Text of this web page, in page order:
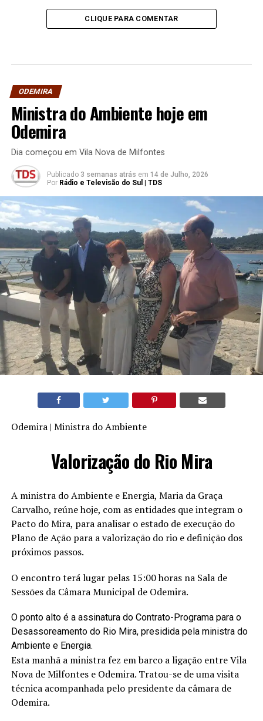
CLIQUE PARA COMENTAR
ODEMIRA
Ministra do Ambiente hoje em
Odemira
Dia começou em Vila Nova de Milfontes
Publicado 3 semanas atrás em 14 de Julho, 2026
Por Rádio e Televisão do Sul | TDS
Odemira | Ministra do Ambiente
Valorização do Rio Mira
A ministra do Ambiente e Energia, Maria da Graça
Carvalho, reúne hoje, com as entidades que integram o
Pacto do Mira, para analisar o estado de execução do
Plano de Ação para a valorização do rio e definição dos
próximos passos.
O encontro terá lugar pelas 15:00 horas na Sala de
Sessões da Câmara Municipal de Odemira.
O ponto alto é a assinatura do Contrato-Programa para o
Desassoreamento do Rio Mira, presidida pela ministra do
Ambiente e Energia.
Esta manhã a ministra fez em barco a ligação entre Vila
Nova de Milfontes e Odemira. Tratou-se de uma visita
técnica acompanhada pelo presidente da câmara de
Odemira.